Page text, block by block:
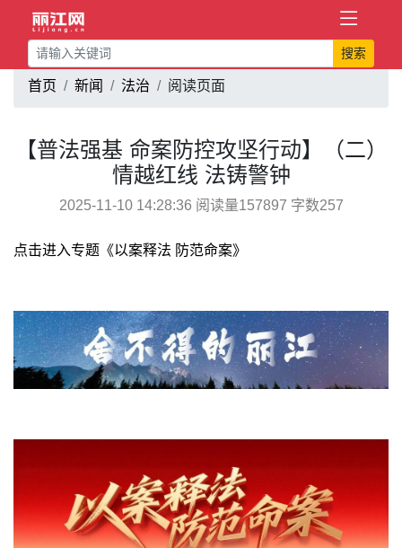
搜索
首页 新闻 法治 阅读页面
【普法强基 命案防控攻坚行动】（二）
情越红线 法铸警钟
2025-11-10 14:28:36 阅读量157897 字数257
点击进入专题《以案释法 防范命案》